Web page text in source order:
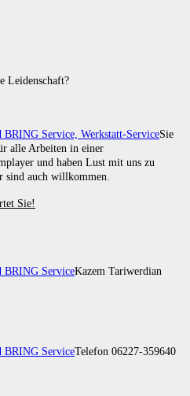
Leidenschaft?
Sie
alle Arbeiten in einer
und haben Lust mit uns zu
sind auch willkommen.
Sie!
Kazem Tariwerdian
Telefon 06227-359640